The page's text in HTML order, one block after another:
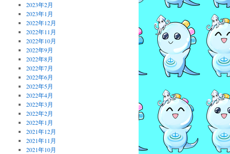
2023年2月
2023年1月
2022年12月
2022年11月
2022年10月
2022年9月
2022年8月
2022年7月
2022年6月
2022年5月
2022年4月
2022年3月
2022年2月
2022年1月
2021年12月
2021年11月
2021年10月